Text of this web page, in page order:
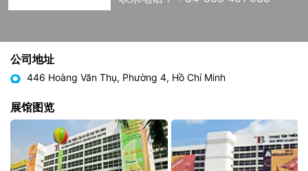
公司地址
446 Hoàng Văn Thụ, Phường 4, Hồ Chí Minh
展馆图览